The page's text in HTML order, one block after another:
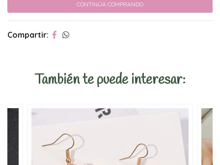
CONTINÚA COMPRANDO
Compartir:
También te puede interesar: